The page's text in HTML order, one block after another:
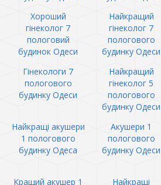
Хороший
гінеколог 7
пологовий
будинок Одеси
Найкращий
гінеколог 7
пологового
будинку Одеси
Гінекологи 7
пологового
будинку Одеси
Найкращий
гінеколог 5
пологового
будинку Одеси
Найкращі акушери
1 пологового
будинку Одеса
Акушери 1
пологового
будинку Одеси
Кращий акушер 1
Найкращі